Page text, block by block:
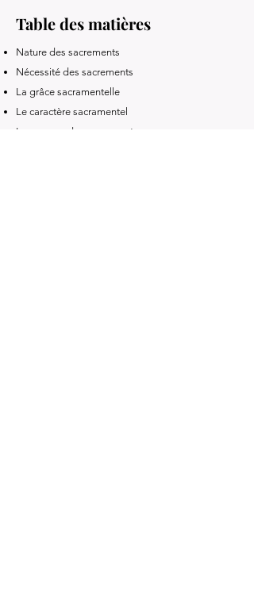
Table des matières
Nature des sacrements
Nécessité des sacrements
La grâce sacramentelle
Le caractère sacramentel
Les causes des sacrements